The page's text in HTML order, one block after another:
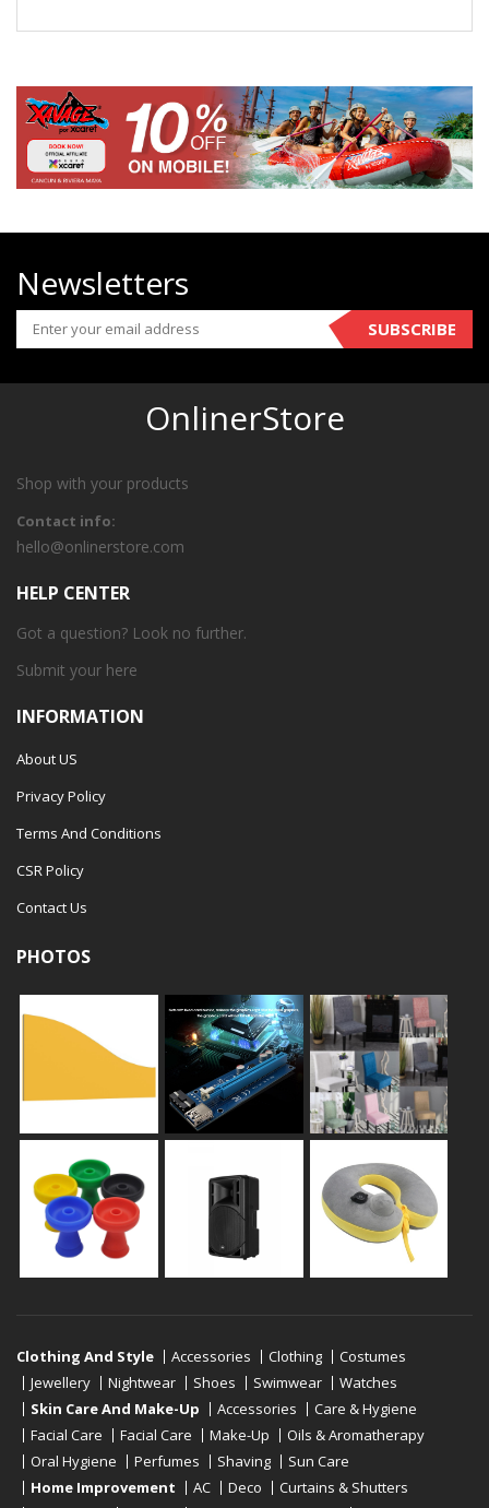
Newsletters
SUBSCRIBE
OnlinerStore
Shop with your products
Contact info:
hello@onlinerstore.com
HELP CENTER
Got a question? Look no further.
Submit your here
INFORMATION
About US
Privacy Policy
Terms And Conditions
CSR Policy
Contact Us
PHOTOS
Clothing And Style Accessories Clothing
Costumes
Jewellery
Nightwear Shoes Swimwear
Watches
Skin Care And Make-Up
Accessories
Care & Hygiene
Facial Care
Facial Care Make-Up
Oils & Aromatherapy
Oral Hygiene
Perfumes Shaving
Sun Care
Home Improvement
AC Deco
Curtains & Shutters